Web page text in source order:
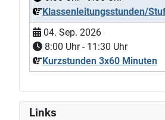
Klassenleitungsstunden/
04. Sep. 2026
8:00 Uhr - 11:30 Uhr
Kurzstunden 3x60 Minuten
Links